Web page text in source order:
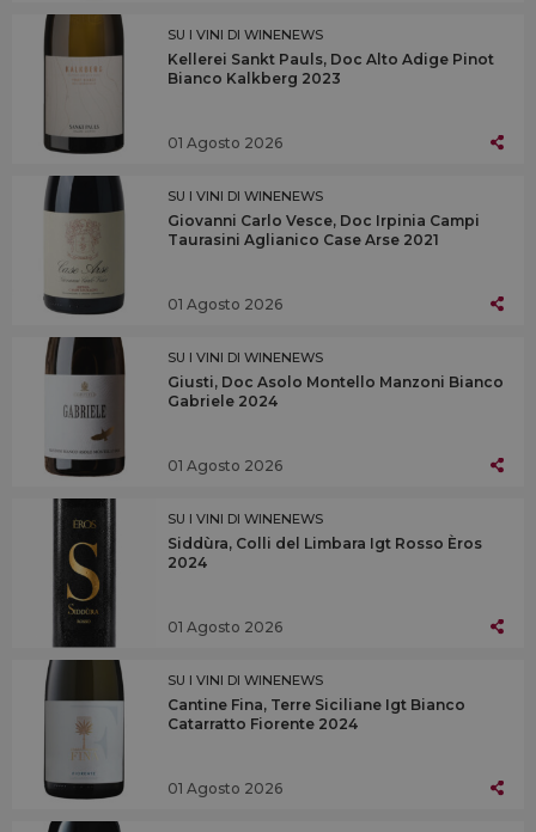
SU I VINI DI WINENEWS
Kellerei Sankt Pauls, Doc Alto Adige Pinot
Bianco Kalkberg 2023
01 Agosto 2026
SU I VINI DI WINENEWS
Giovanni Carlo Vesce, Doc Irpinia Campi
Taurasini Aglianico Case Arse 2021
01 Agosto 2026
SU I VINI DI WINENEWS
Giusti, Doc Asolo Montello Manzoni Bianco
Gabriele 2024
01 Agosto 2026
SU I VINI DI WINENEWS
Siddùra, Colli del Limbara Igt Rosso Èros
2024
01 Agosto 2026
SU I VINI DI WINENEWS
Cantine Fina, Terre Siciliane Igt Bianco
Catarratto Fiorente 2024
01 Agosto 2026